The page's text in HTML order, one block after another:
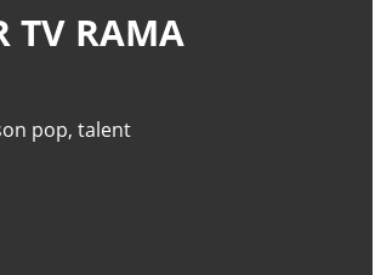
TV RAMA
pop, talent
Tv Rama(175)
Pop
(110)